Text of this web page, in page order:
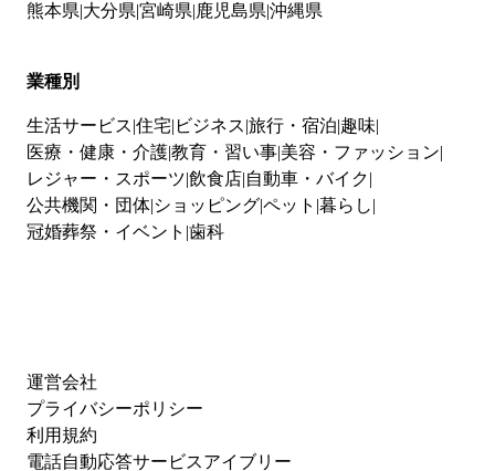
熊本県 大分県 宮崎県 鹿児島県 沖縄県
業種別
生活サービス 住宅 ビジネス 旅行・宿泊 趣味
医療・健康・介護教育・習い事 美容・ファッション
レジャー・スポーツ 飲食店 自動車・バイク
公共機関・団体 ショッピングペット 暮らし
冠婚葬祭・イベント 歯科
運営会社
プライバシーポリシー
利用規約
電話自動応答サービスアイブリー